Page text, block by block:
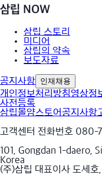
삼립 NOW
삼립 스토리
미디어
삼립의 약속
보도자료
공지사항 인재채용
개인정보처리방침영상정
사전등록
삼립몰얌스토어공지사항
고객센터 전화번호
101, Gongdan 1-daero,
Korea
(주)삼립 대표이사 도세호